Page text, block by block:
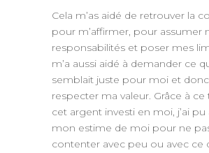
Cela m’as aidé de retrouver la
pour m’affirmer, pour assumer
responsabilités et poser mes
m’a aussi aidé à demander ce
semblait juste pour moi et
respecter ma valeur. Grâce à
cet argent investi en moi, j’ai
mon estime de moi pour ne
contenter avec peu ou avec ce